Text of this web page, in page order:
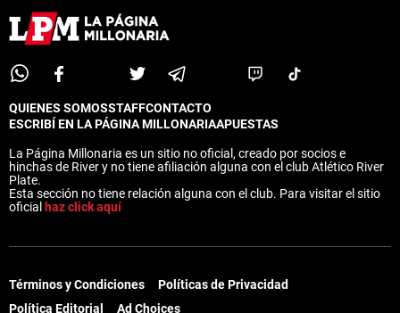
QUIENES SOMOSSTAFFCONTACTO
ESCRIBÍ EN LA PÁGINA MILLONARIAAPUESTAS
La Página Millonaria es un sitio no oficial, creado por socios e
hinchas de River y no tiene afiliación alguna con el club Atlético River
Plate.
Esta sección no tiene relación alguna con el club. Para visitar el sitio
oficial haz click aquí
Términos y Condiciones
Políticas de Privacidad
Política Editorial
Ad Choices